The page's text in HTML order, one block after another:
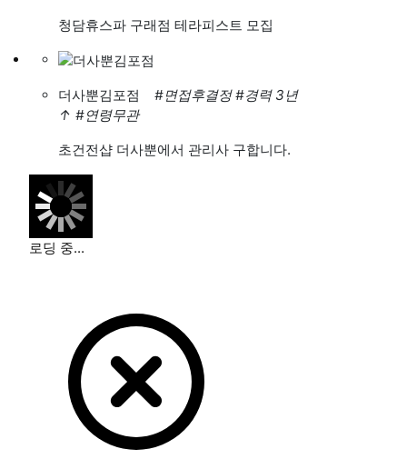
청담휴스파 구래점 테라피스트 모집
더사뿐김포점 #면접후결정 #경력 3년
↑ #연령무관
초건전샵 더사뿐에서 관리사 구합니다.
로딩 중...